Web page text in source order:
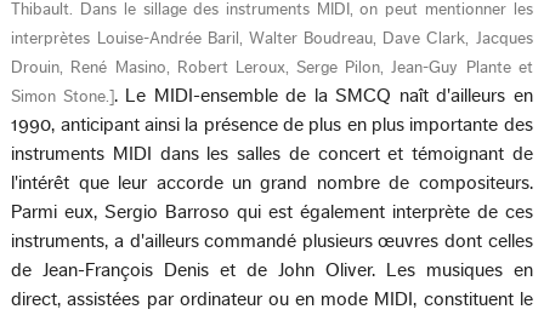
Thibault. Dans le sillage des instruments MIDI, on peut mentionner les
interprètes Louise-Andrée Baril, Walter Boudreau, Dave Clark, Jacques
Drouin, René Masino, Robert Leroux, Serge Pilon, Jean-Guy Plante et
Simon Stone. . Le MIDI-ensemble de la SMCQ naît d'ailleurs en
1990, anticipant ainsi la présence de plus en plus importante des
instruments MIDI dans les salles de concert et témoignant de
l'intérêt que leur accorde un grand nombre de compositeurs.
Parmi eux, Sergio Barroso qui est également interprète de ces
instruments, a d'ailleurs commandé plusieurs œuvres dont celles
de Jean-François Denis et de John Oliver. Les musiques en
direct, assistées par ordinateur ou en mode MIDI, constituent le